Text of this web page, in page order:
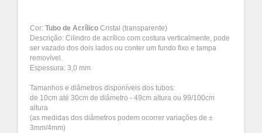
Cor: Tubo de Acrílico Cristal (transparente)
Descrição: Cilindro de acrílico com costura verticalmente, pode
ser vazado dos dois lados ou conter um fundo fixo e tampa
removível.
Espessura: 3,0 mm
Tamanhos e diâmetros disponíveis dos tubos:
de 10cm até 30cm de diâmetro - 49cm altura ou 99/100cm
altura
(as medidas dos diâmetros podem ocorrer variações de ±
3mm/4mm)